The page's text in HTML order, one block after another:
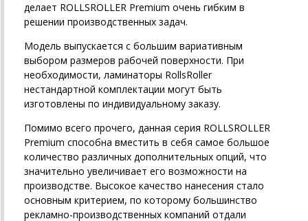
делает ROLLSROLLER Premium очень гибким в
решении производственных задач.
Модель выпускается с большим вариативным
выбором размеров рабочей поверхности. При
необходимости, ламинаторы RollsRoller
нестандартной комплектации могут быть
изготовлены по индивидуальному заказу.
Помимо всего прочего, данная серия ROLLSROLLER
Premium способна вместить в себя самое большое
количество различных дополнительных опций, что
значительно увеличивает его возможности на
производстве. Высокое качество нанесения стало
основным критерием, по которому большинство
рекламно-производственных компаний отдали